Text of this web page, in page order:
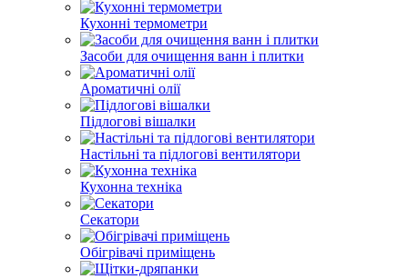
Кухонні термометри
Засоби для очищення ванн і плитки
Ароматичні олії
Підлогові вішалки
Настільні та підлогові вентилятори
Кухонна техніка
Секатори
Обігрівачі приміщень